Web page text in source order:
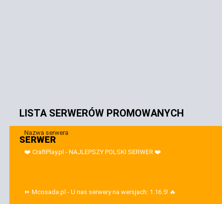
LISTA SERWERÓW PROMOWANYCH
SERWER
Nazwa serwera
❤️ CraftPlay.pl - NAJLEPSZY POLSKI SERWER ❤️
⏩ Mcosada.pl - U nas serwery na wersjach: 1.16.5! 🔥